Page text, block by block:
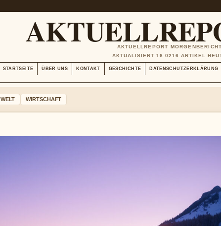
AKTUELLREPORT MORGENBERICHT
AKTUALISIERT 16:0216 ARTIKEL
STARTSEITE ÜBER UNS KONTAKT GESCHICHTE DATENSCHUTZERKLÄRUNG
WELT WIRTSCHAFT